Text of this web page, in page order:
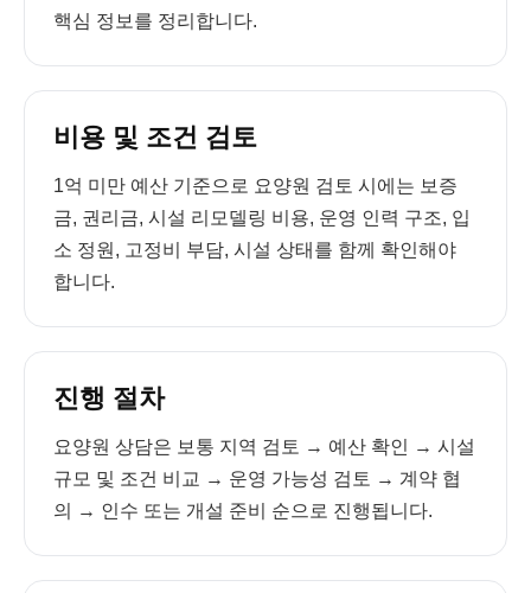
핵심 정보를 정리합니다.
비용 및 조건 검토
1억 미만 예산 기준으로 요양원 검토 시에는 보증
금, 권리금, 시설 리모델링 비용, 운영 인력 구조, 입
소 정원, 고정비 부담, 시설 상태를 함께 확인해야
합니다.
진행 절차
요양원 상담은 보통 지역 검토 → 예산 확인 → 시설
규모 및 조건 비교 → 운영 가능성 검토 → 계약 협
의 → 인수 또는 개설 준비 순으로 진행됩니다.